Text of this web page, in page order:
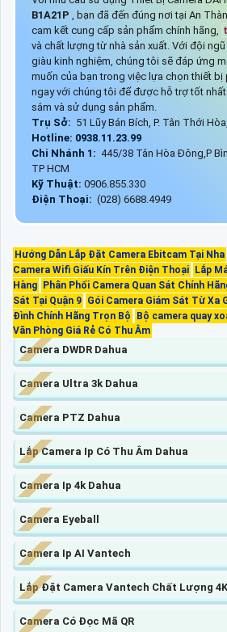
B1A21P , bạn đã đến đúng nơi tại An
cam kết cung cấp sản phẩm chính hãng,
và chất lượng từ nhà sản xuất. Với đội ngũ
giàu kinh nghiệm, chúng tôi sẽ đáp ứng
muốn của bạn trong việc lựa chọn thiết bị
ngay với chúng tôi để được hỗ trợ tốt
sắm và sử dụng sản phẩm.
Trụ Sở: 51 Lũy Bán Bích, P. Tân Thới
Hotline: 0938.11.23.99
Chi Nhánh 1: 445/38 Tân Hòa Đông,P
TP HCM
Kỹ Thuật: 0906.855.330
Điện Thoại: (028) 6688.4949
Hướng Dẫn Lắp Đặt Camera Ebitcam Tại Nha
Camera Wifi Giấu Kín Trên Điện Thoại
Lắp
Hàng
Phân Phối Camera Quan Sát Chính
Sát Tại Quận 9 Gói Camera Giám Sát Từ Xa
Đình Chính Hãng Trọn Bộ
Bộ camera quay
Văn Phòng Giá Rẻ Có Thu Âm
Camera DWDR Dahua
Camera Ultra 3k Dahua
Camera PTZ Dahua
Lắp Camera Ip Có Thu Âm Dahua
Camera Ip 4k Dahua
Camera Eyeball
Camera Ip AI Vantech
Lắp Đặt Camera Vantech Chất Lượng 4K
Camera Có Đọc Mã QR